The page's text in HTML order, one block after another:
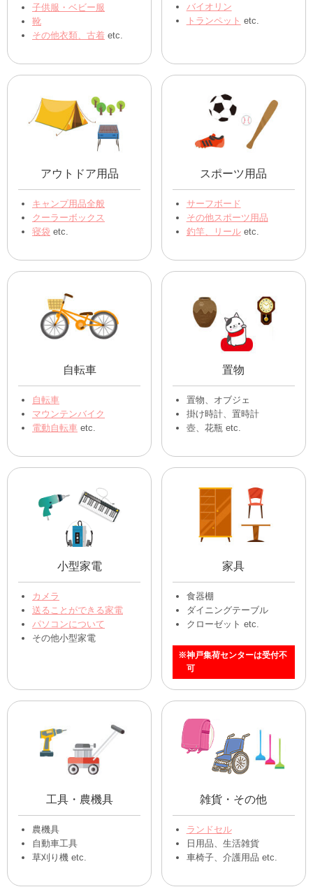
子供服・ベビー服
靴
その他衣類、古着 etc.
バイオリン
トランペット etc.
アウトドア用品
キャンプ用品全般
クーラーボックス
寝袋 etc.
スポーツ用品
サーフボード
その他スポーツ用品
釣竿、リールetc.
自転車
自転車
マウンテンバイク
電動自転車 etc.
置物
置物、オブジェ
掛け時計、置時計
壺、花瓶 etc.
小型家電
カメラ
送ることができる家電
パソコンについて
その他小型家電
家具
食器棚
ダイニングテーブル
クローゼット etc.
※神戸集荷センターは受付不
可
工具・農機具
農機具
自動車工具
草刈り機 etc.
雑貨・その他
ランドセル
日用品、生活雑貨
車椅子、介護用品 etc.